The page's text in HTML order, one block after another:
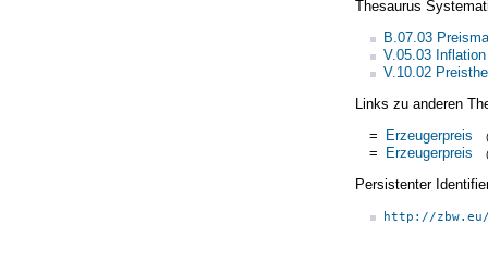
Thesaurus
B.07.03
V.05.03 Inflation
V.10.02
Links zu anderen
= Erzeugerpreis
= Erzeugerpreis
Persistenter
http://